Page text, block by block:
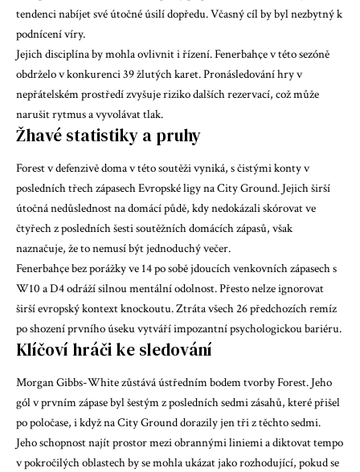
tendenci nabíjet své útočné úsilí dopředu. Včasný cíl by byl nezbytný k
podnícení víry.
Jejich disciplína by mohla ovlivnit i řízení. Fenerbahçe v této sezóně
obdrželo v konkurenci 39 žlutých karet. Pronásledování hry v
nepřátelském prostředí zvyšuje riziko dalších rezervací, což může
narušit rytmus a vyvolávat tlak.
Žhavé statistiky a pruhy
Forest v defenzivě doma v této soutěži vyniká, s čistými konty v
posledních třech zápasech Evropské ligy na City Ground. Jejich širší
útočná nedůslednost na domácí půdě, kdy nedokázali skórovat ve
čtyřech z posledních šesti soutěžních domácích zápasů, však
naznačuje, že to nemusí být jednoduchý večer.
Fenerbahçe bez porážky ve 14 po sobě jdoucích venkovních zápasech s
W10 a D4 odráží silnou mentální odolnost. Přesto nelze ignorovat
širší evropský kontext knockoutu. Ztráta všech 26 předchozích remíz
po shození prvního úseku vytváří impozantní psychologickou bariéru.
Klíčoví hráči ke sledování
Morgan Gibbs-Whitezůstává ústředním bodem tvorby Forest. Jeho
gól v prvním zápase byl šestým z posledních sedmi zásahů, které přišel
po poločase, i když na City Ground dorazily jen tři z těchto sedmi.
Jeho schopnost najít prostor mezi obrannými liniemi a diktovat tempo
v pokročilých oblastech by se mohla ukázat jako rozhodující, pokud se